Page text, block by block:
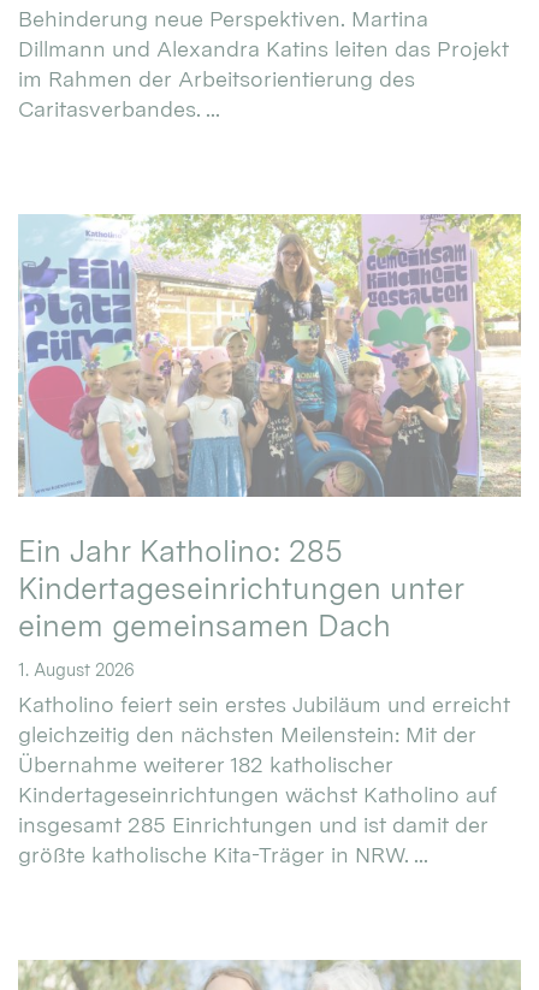
Behinderung neue Perspektiven. Martina
Dillmann und Alexandra Katins leiten das Projekt
im Rahmen der Arbeitsorientierung des
Caritasverbandes. ...
Ein Jahr Katholino: 285
Kindertageseinrichtungen unter
einem gemeinsamen Dach
1. August 2026
Katholino feiert sein erstes Jubiläum und erreicht
gleichzeitig den nächsten Meilenstein: Mit der
Übernahme weiterer 182 katholischer
Kindertageseinrichtungen wächst Katholino auf
insgesamt 285 Einrichtungen und ist damit der
größte katholische Kita-Träger in NRW. ...